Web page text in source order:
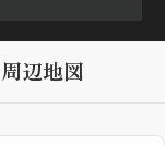
周辺地図